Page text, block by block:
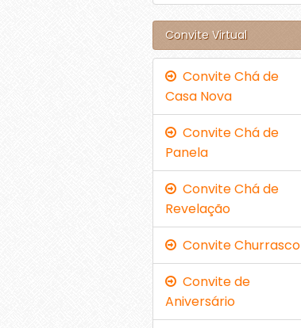
Convite Virtual
Convite Chá de
Casa Nova
Convite Chá de
Panela
Convite Chá de
Revelação
Convite Churrasco
Convite de
Aniversário